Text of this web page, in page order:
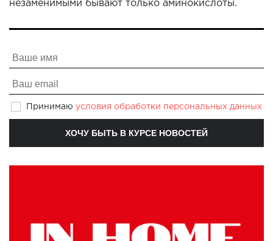
незаменимыми бывают только аминокислоты.
Принимаю условия обработки персональных данных